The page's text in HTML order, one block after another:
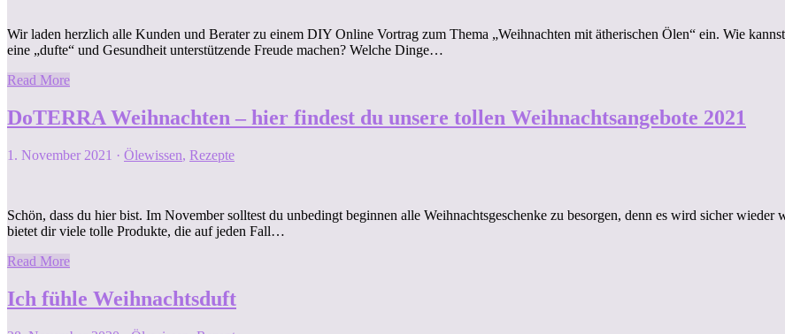
Wir laden herzlich alle Kunden und Berater zu einem DIY Online Vortrag zum Thema „Weihnachten mit ätherischen Ölen“ ein. Wie
eine „dufte“ und Gesundheit unterstützende Freude machen? Welche Dinge…
Read More
DoTERRA Weihnachten – hier findest du unsere tollen Weihnachtsangebote 2021
1. November 2021 · Ölewissen, Rezepte
Schön, dass du hier bist. Im November solltest du unbedingt beginnen alle Weihnachtsgeschenke zu besorgen, denn es wird sicher
bietet dir viele tolle Produkte, die auf jeden Fall…
Read More
Ich fühle Weihnachtsduft